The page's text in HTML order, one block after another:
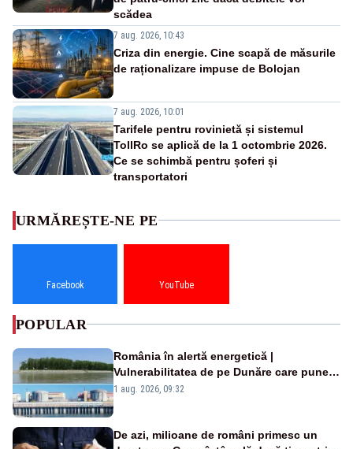
scădea
7 aug. 2026, 10:43
Criza din energie. Cine scapă de măsurile
de raționalizare impuse de Bolojan
7 aug. 2026, 10:01
Tarifele pentru rovinietă și sistemul
TollRo se aplică de la 1 octombrie 2026.
Ce se schimbă pentru șoferi și
transportatori
URMĂREȘTE-NE PE
Facebook YouTube
POPULAR
România în alertă energetică |
Vulnerabilitatea de pe Dunăre care pune
în pericol Centrala Cernavodă era
1 aug. 2026, 09:32
De azi, milioane de români primesc un